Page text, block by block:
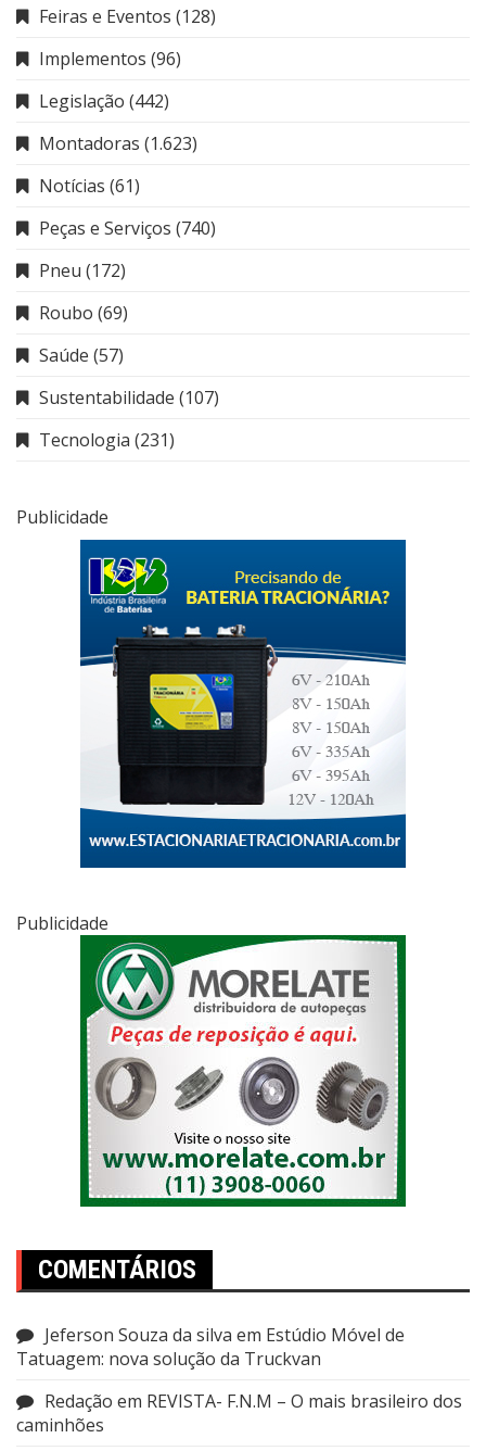
Feiras e Eventos (128)
Implementos (96)
Legislação (442)
Montadoras (1.623)
Notícias (61)
Peças e Serviços (740)
Pneu (172)
Roubo (69)
Saúde (57)
Sustentabilidade (107)
Tecnologia (231)
Publicidade
Publicidade
COMENTÁRIOS
Jeferson Souza da silva em Estúdio Móvel de
Tatuagem: nova solução da Truckvan
Redação em REVISTA- F.N.M – O mais brasileiro dos
caminhões